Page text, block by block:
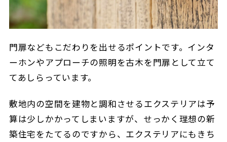
門扉などもこだわりを出せるポイントです。インタ
ーホンやアプローチの照明を古木を門扉として立て
てあしらっています。
敷地内の空間を建物と調和させるエクステリアは予
算は少しかかってしまいますが、せっかく理想の新
築住宅をたてるのですから、エクステリアにもきち